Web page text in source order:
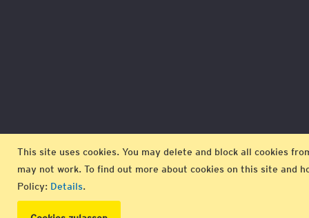
This site uses cookies. You may delete and block all cookies
may not work. To find out more about cookies on this site and
Policy: Details.